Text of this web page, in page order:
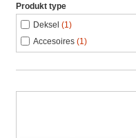
Produkt type
Deksel (1)
Accesoires (1)